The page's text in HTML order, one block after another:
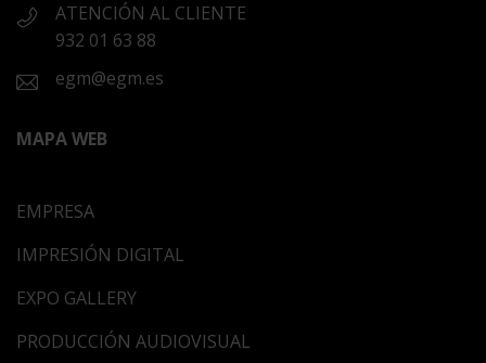
ATENCIÓN AL CLIENTE
932 01 63 88
egm@egm.es
MAPA WEB
EMPRESA
IMPRESIÓN DIGITAL
EXPO GALLERY
PRODUCCIÓN AUDIOVISUAL